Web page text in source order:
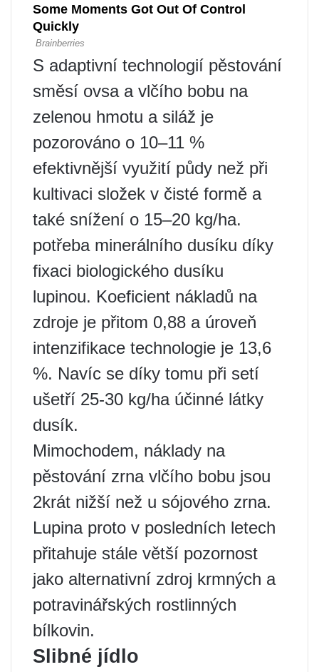
S adaptivní technologií pěstování
směsí ovsa a vlčího bobu na
zelenou hmotu a siláž je
pozorováno o 10–11 %
efektivnější využití půdy než při
kultivaci složek v čisté formě a
také snížení o 15–20 kg/ha.
potřeba minerálního dusíku díky
fixaci biologického dusíku
lupinou. Koeficient nákladů na
zdroje je přitom 0,88 a úroveň
intenzifikace technologie je 13,6
%. Navíc se díky tomu při setí
ušetří 25-30 kg/ha účinné látky
dusík.
Mimochodem, náklady na
pěstování zrna vlčího bobu jsou
2krát nižší než u sójového zrna.
Lupina proto v posledních letech
přitahuje stále větší pozornost
jako alternativní zdroj krmných a
potravinářských rostlinných
bílkovin.
Slibné jídlo